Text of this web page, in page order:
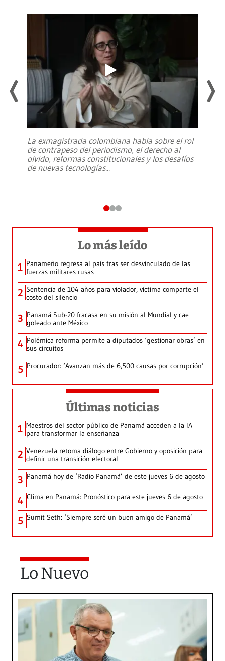
La exmagistrada colombiana habla sobre el rol
de contrapeso del periodismo, el derecho al
olvido, reformas constitucionales y los desafíos
de nuevas tecnologías...
Lo más leído
1 Panameño regresa al país tras ser desvinculado de las
fuerzas militares rusas
2 Sentencia de 104 años para violador, víctima comparte el
costo del silencio
3 Panamá Sub-20 fracasa en su misión al Mundial y cae
goleado ante México
4 Polémica reforma permite a diputados ‘gestionar obras’ en
sus circuitos
5 Procurador: ‘Avanzan más de 6,500 causas por corrupción’
Últimas noticias
1 Maestros del sector público de Panamá acceden a la IA
para transformar la enseñanza
2 Venezuela retoma diálogo entre Gobierno y oposición para
definir una transición electoral
3 Panamá hoy de ‘Radio Panamá’ de este jueves 6 de agosto
4 Clima en Panamá: Pronóstico para este jueves 6 de agosto
5 Sumit Seth: ‘Siempre seré un buen amigo de Panamá’
Lo Nuevo